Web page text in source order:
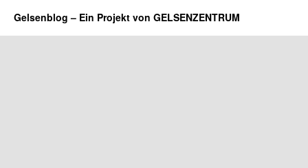
Gelsenblog – Ein Projekt von GELSENZENTRUM